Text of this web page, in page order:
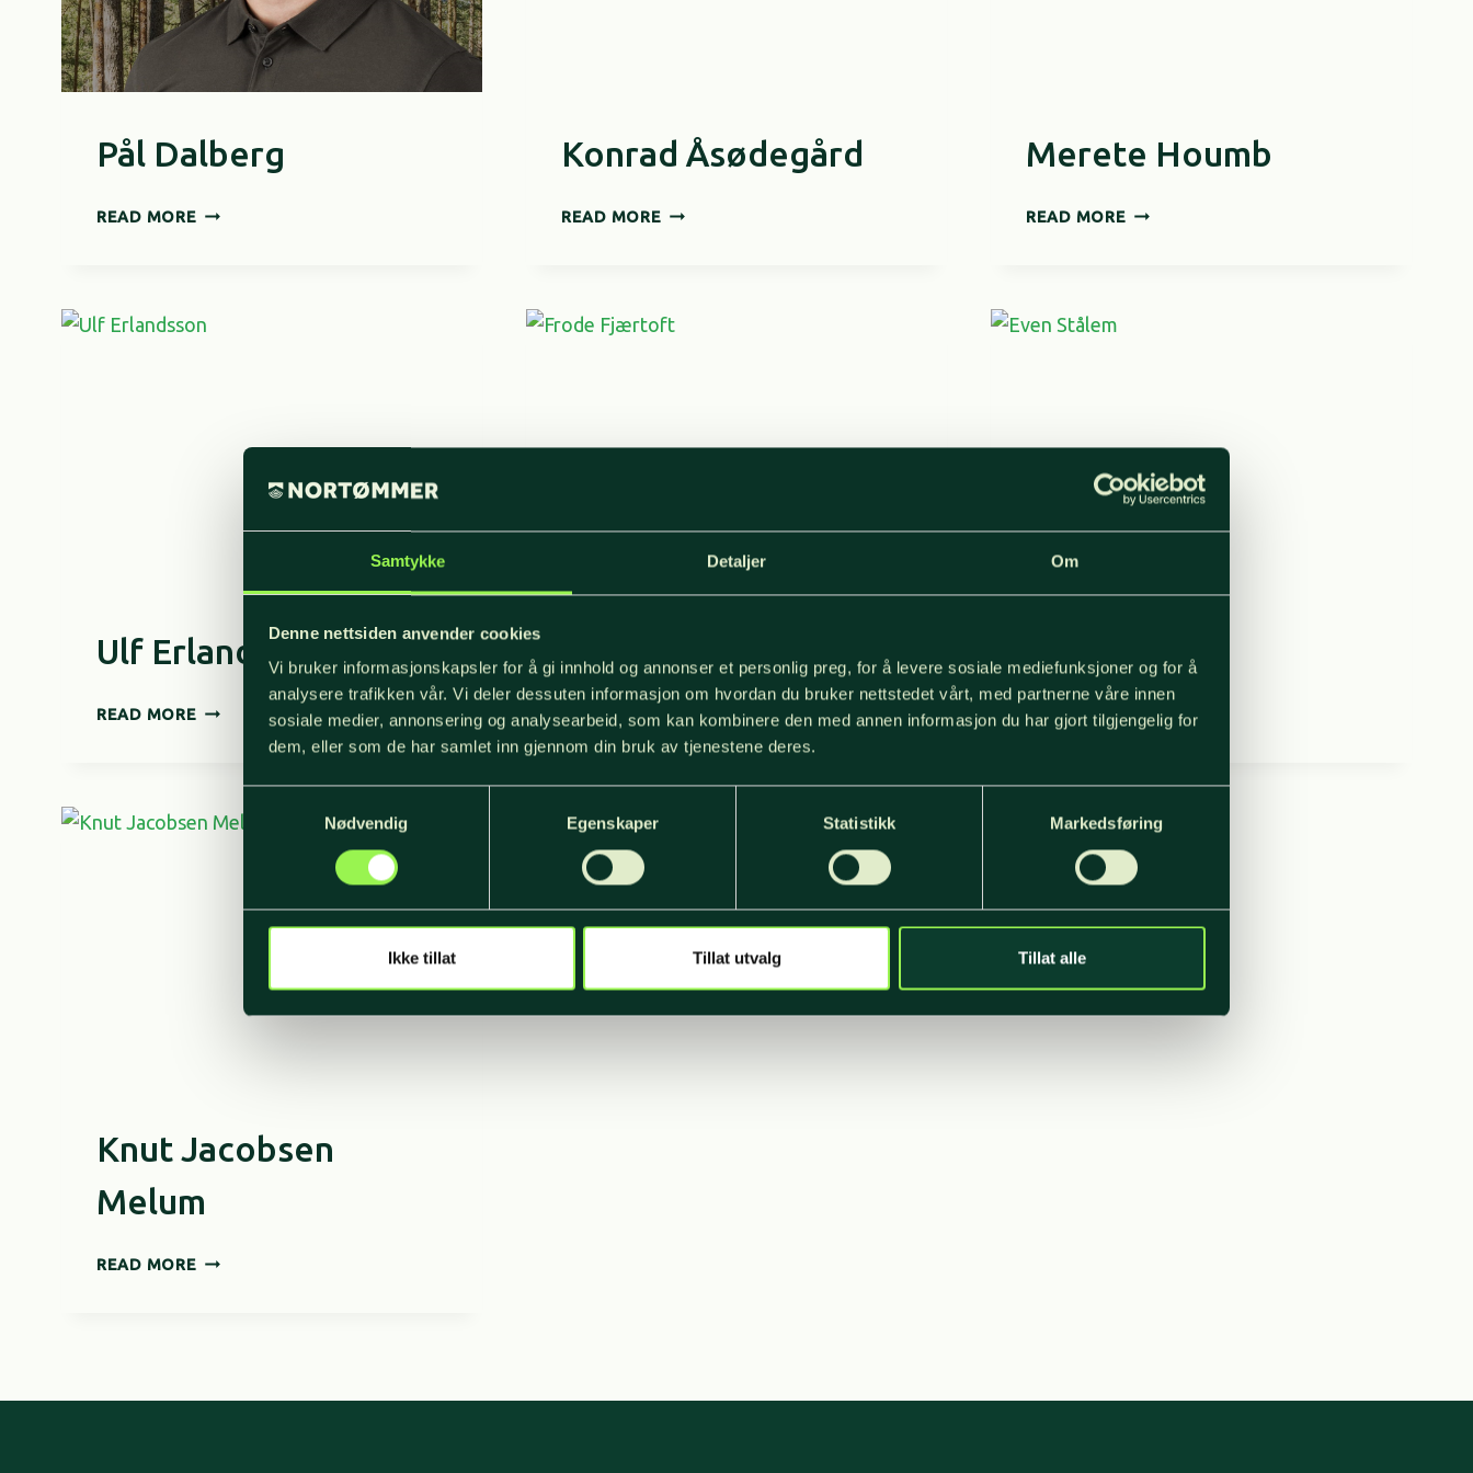
Samtykke Detaljer Om
Denne nettsiden anvender cookies
Vi bruker informasjonskapsler for å gi innhold og annonser et personlig preg, for å levere sosiale mediefunksjoner og for å
analysere trafikken vår. Vi deler dessuten informasjon om hvordan du bruker nettstedet vårt, med partnerne våre innen
sosiale medier, annonsering og analysearbeid, som kan kombinere den med annen informasjon du har gjort tilgjengelig for
dem, eller som de har samlet inn gjennom din bruk av tjenestene deres.
Nødvendig
Egenskaper Statistikk Markedsføring
Ikke tillat Tillat utvalg Tillat alle
Pål Dalberg
READ MOREPÅL
Konrad Åsødegård
READ MOREKONRAD
Merete Houmb
READ MOREMERETE
Ulf Erlandsson
READ MOREULF
Frode Fjærtoft
READ MOREFRODE
Even Stålem
READ MORE
STÅLEM
Knut Jacobsen
Melum
READ MOREKNUT